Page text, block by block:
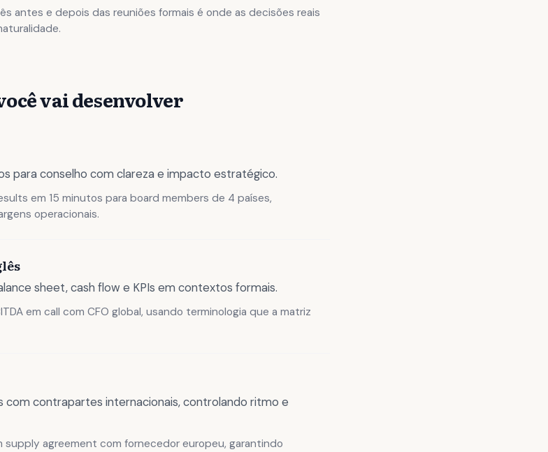
antes e depois das reuniões formais é onde as decisões reais
vai desenvolver
para conselho com clareza e impacto estratégico.
em 15 minutos para board members de 4 países,
operacionais.
sheet, cash flow e KPIs em contextos formais.
em call com CFO global, usando terminologia que a matriz
com contrapartes internacionais, controlando ritmo e
supply agreement com fornecedor europeu, garantindo